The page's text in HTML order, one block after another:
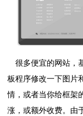
很多便宜的网站，
板程序修改一下图片
情，或者当你给框架
涨，或额外收费。由